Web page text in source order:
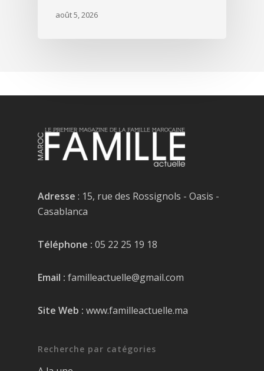
août 5, 2026
Adresse : 15, rue des Rossignols - Oasis -
Casablanca
Téléphone : 05 22 25 19 18
Email : familleactuelle@gmail.com
Site Web : www.familleactuelle.ma
Recherche par catégories